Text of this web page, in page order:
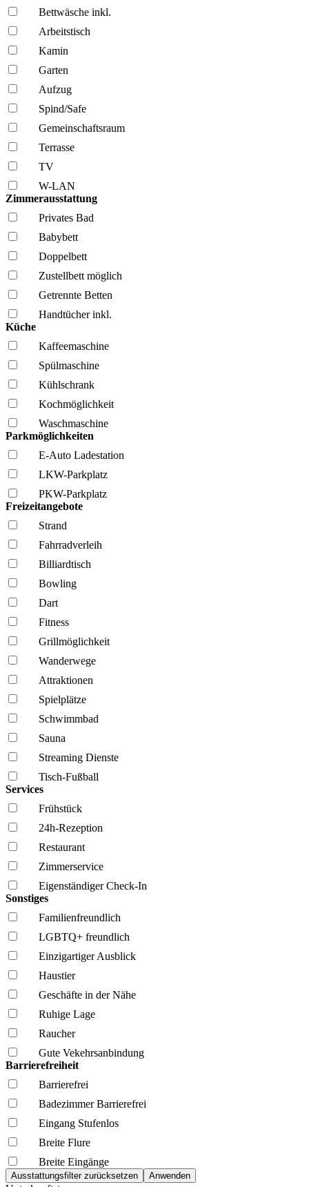
Bettwäsche inkl.
Arbeitstisch
Kamin
Garten
Aufzug
Spind/Safe
Gemeinschafts­raum
Terrasse
TV
W-LAN
Zimmerausstattung
Privates Bad
Babybett
Doppelbett
Zustellbett möglich
Getrennte Betten
Handtücher inkl.
Küche
Kaffee­maschine
Spül­maschine
Kühl­schrank
Kochmöglich­keit
Wasch­maschine
Parkmöglichkeiten
E-Auto Ladestation
LKW-Parkplatz
PKW-Parkplatz
Freizeitangebote
Strand
Fahrrad­verleih
Billiardtisch
Bowling
Dart
Fitness
Grillmöglich­keit
Wanderwege
Attraktionen
Spielplätze
Schwimmbad
Sauna
Streaming Dienste
Tisch-Fußball
Services
Frühstück
24h-Rezeption
Restaurant
Zimmerservice
Eigenständiger Check-In
Sonstiges
Familien­freundlich
LGBTQ+ freundlich
Einzigartiger Ausblick
Haustier
Geschäfte in der Nähe
Ruhige Lage
Raucher
Gute Vekehrsanbindung
Barrierefreiheit
Barrierefrei
Badezimmer Barrierefrei
Eingang Stufenlos
Breite Flure
Breite Eingänge